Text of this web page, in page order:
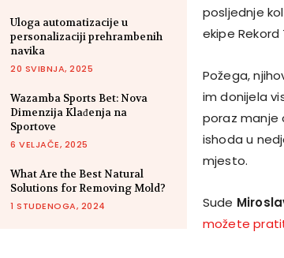
Uloga automatizacije u
personalizaciji prehrambenih
navika
20 SVIBNJA, 2025
Wazamba Sports Bet: Nova
Dimenzija Klađenja na
Sportove
6 VELJAČE, 2025
What Are the Best Natural
Solutions for Removing Mold?
1 STUDENOGA, 2024
posljednje
ekipe
Požega,
im donijela
poraz manje
ishoda u
mjesto.
Sude
možete